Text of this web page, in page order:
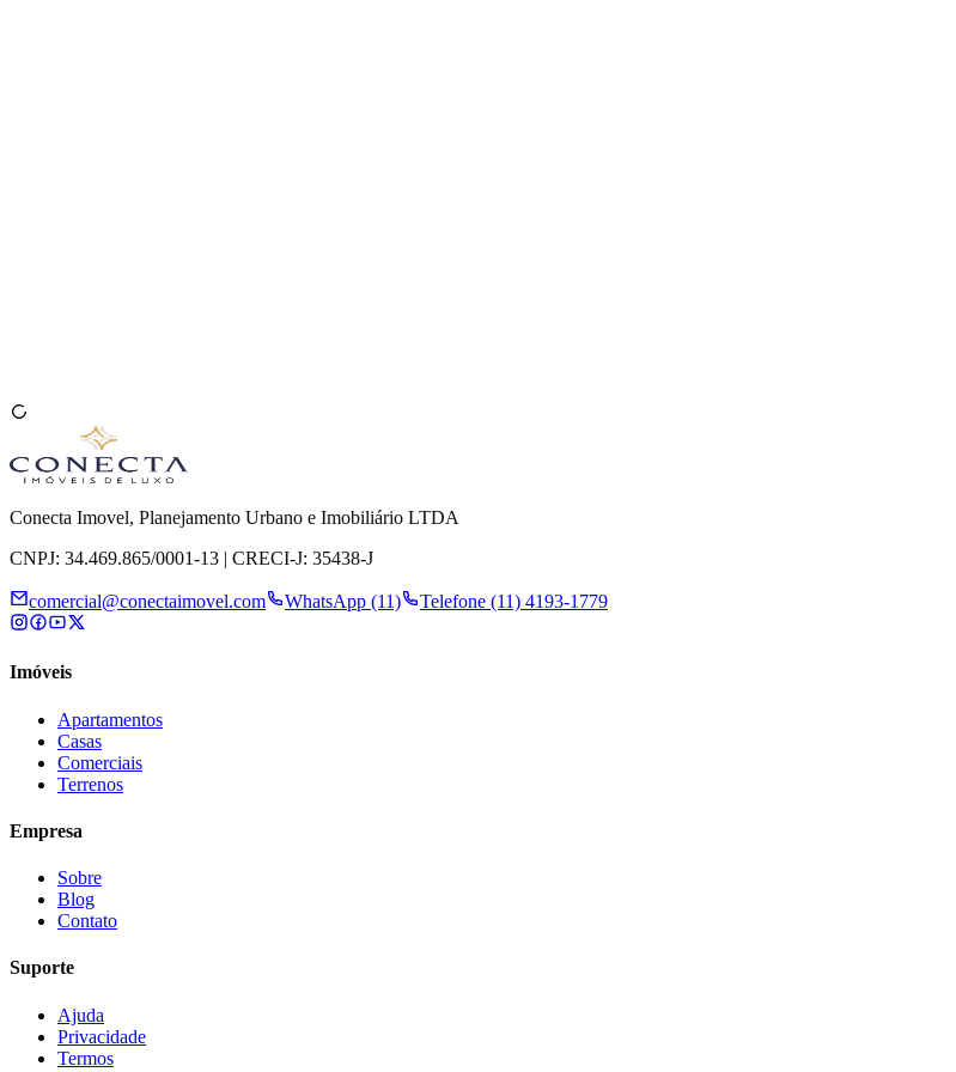
Conecta Imovel, Planejamento Urbano e Imobiliário LTDA
CNPJ: 34.469.865/0001-13 | CRECI-J: 35438-J
comercial@conectaimovel.com WhatsApp (11) Telefone (11) 4193-1779
Imóveis
Apartamentos
Casas
Comerciais
Terrenos
Empresa
Sobre
Blog
Contato
Suporte
Ajuda
Privacidade
Termos